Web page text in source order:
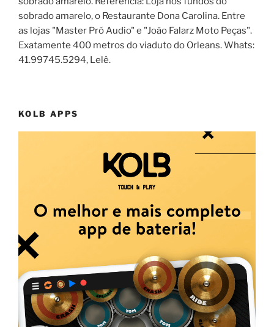
sobrado amarelo, o Restaurante Dona Carolina. Entre
as lojas "Master Pró Audio" e "João Falarz Moto Peças".
Exatamente 400 metros do viaduto do Orleans. Whats:
41.99745.5294, Lelê.
KOLB APPS